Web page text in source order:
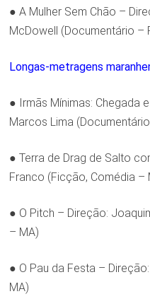
● A Mulher Sem Chão –
McDowell (Documentário –
Longas-metragens
● Irmãs Mínimas: Chegada
Marcos Lima
● Terra de Drag de Salto
Franco (Ficção, Comédia –
● O Pitch – Direção:
– MA)
● O Pau da Festa –
MA)